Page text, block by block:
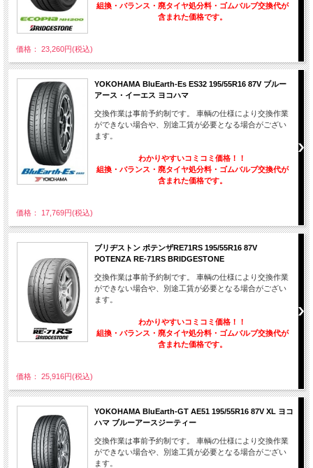
組換・バランス・廃タイヤ処分料・ゴムバルブ交換代が
含まれた価格です。
価格： 23,260円(税込)
YOKOHAMA BluEarth-Es ES32 195/55R16 87V ブルー
アース・イーエス ヨコハマ
交換作業は事前予約制です。 車輌の仕様により交換作業
ができない場合や、別途工賃が必要となる場合がござい
ます。
わかりやすいコミコミ価格！！
組換・バランス・廃タイヤ処分料・ゴムバルブ交換代が
含まれた価格です。
価格： 17,769円(税込)
ブリヂストン ポテンザRE71RS 195/55R16 87V
POTENZA RE-71RS BRIDGESTONE
交換作業は事前予約制です。 車輌の仕様により交換作業
ができない場合や、別途工賃が必要となる場合がござい
ます。
わかりやすいコミコミ価格！！
組換・バランス・廃タイヤ処分料・ゴムバルブ交換代が
含まれた価格です。
価格： 25,916円(税込)
YOKOHAMA BluEarth-GT AE51 195/55R16 87V XL ヨコ
ハマ ブルーアースジーティー
交換作業は事前予約制です。 車輌の仕様により交換作業
ができない場合や、別途工賃が必要となる場合がござい
ます。